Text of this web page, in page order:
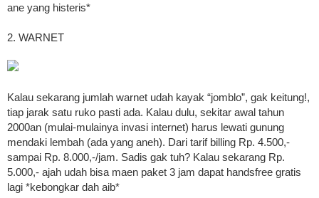
ane yang histeris*
2. WARNET
Kalau sekarang jumlah warnet udah kayak “jomblo”, gak keitung!,
tiap jarak satu ruko pasti ada. Kalau dulu, sekitar awal tahun
2000an (mulai-mulainya invasi internet) harus lewati gunung
mendaki lembah (ada yang aneh). Dari tarif billing Rp. 4.500,-
sampai Rp. 8.000,-/jam. Sadis gak tuh? Kalau sekarang Rp.
5.000,- ajah udah bisa maen paket 3 jam dapat handsfree gratis
lagi *kebongkar dah aib*